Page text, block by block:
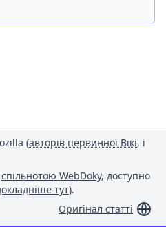
(авторів первинної Вікі, і
спільнотою WebDoky, доступно
тут).
Оригінал статті